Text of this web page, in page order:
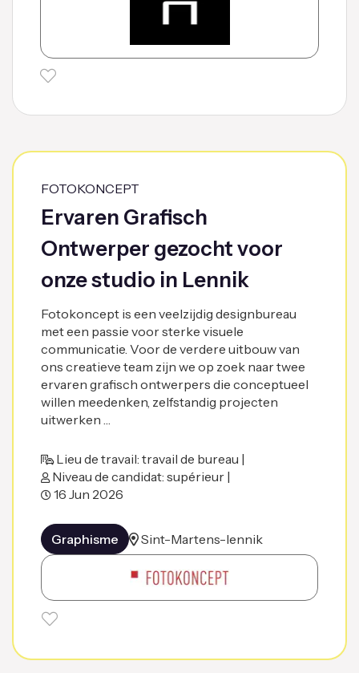
FOTOKONCEPT
Ervaren Grafisch
Ontwerper gezocht voor
onze studio in Lennik
Fotokoncept is een veelzijdig designbureau
met een passie voor sterke visuele
communicatie. Voor de verdere uitbouw van
ons creatieve team zijn we op zoek naar twee
ervaren grafisch ontwerpers die conceptueel
willen meedenken, zelfstandig projecten
uitwerken …
Lieu de travail: travail de bureau |
Niveau de candidat: supérieur |
16 Jun 2026
Graphisme Sint-Martens-lennik